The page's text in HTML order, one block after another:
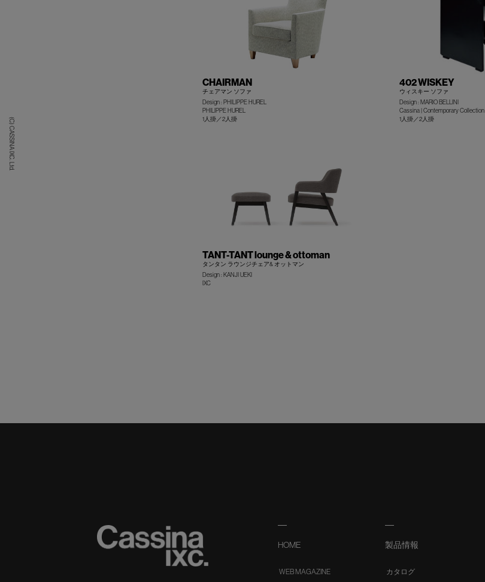
(C) CASSINA IXC. Ltd.
CHAIRMAN
チェアマン ソファ
Design : PHILIPPE HUREL
PHILIPPE HUREL
1人掛／2人掛
402 WISKEY
ウィスキー ソファ
Design : MARIO BELLINI
Cassina | Contemporary Collection
1人掛／2人掛
TANT-TANT lounge & ottoman
タンタン ラウンジチェア& オットマン
Design : KANJI UEKI
IXC
HOME
WEB MAGAZINE
製品情報
カタログ